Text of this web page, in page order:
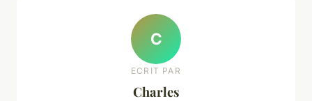
C
ECRIT PAR
Charles